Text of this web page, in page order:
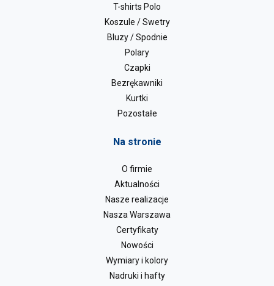
T-shirts Polo
Koszule / Swetry
Bluzy / Spodnie
Polary
Czapki
Bezrękawniki
Kurtki
Pozostałe
Na stronie
O firmie
Aktualności
Nasze realizacje
Nasza Warszawa
Certyfikaty
Nowości
Wymiary i kolory
Nadruki i hafty